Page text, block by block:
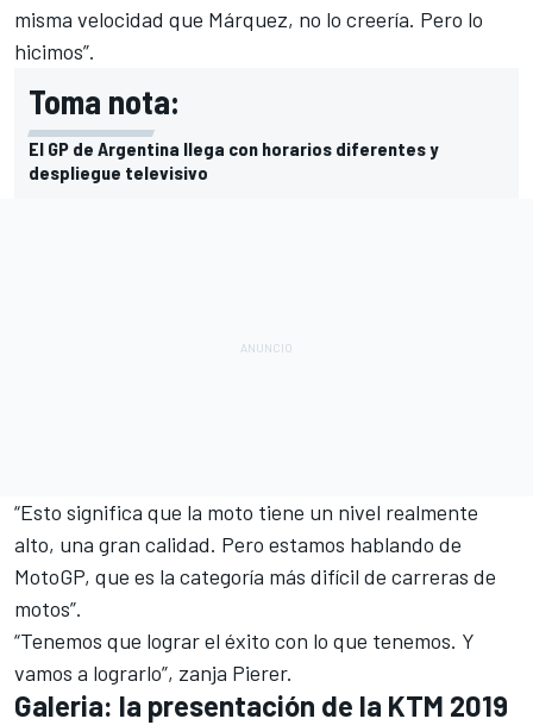
misma velocidad que Márquez, no lo creería. Pero lo
hicimos”.
Toma nota:
El GP de Argentina llega con horarios diferentes y
despliegue televisivo
“Esto significa que la moto tiene un nivel realmente
alto, una gran calidad. Pero estamos hablando de
MotoGP, que es la categoría más difícil de carreras de
motos”.
“Tenemos que lograr el éxito con lo que tenemos. Y
vamos a lograrlo”, zanja Pierer.
Galeria: la presentación de la KTM 2019